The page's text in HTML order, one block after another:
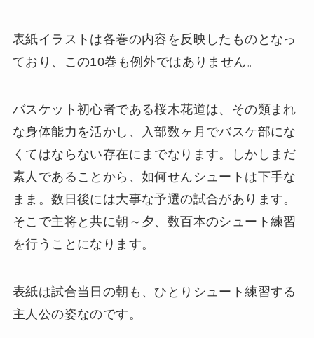
表紙イラストは各巻の内容を反映したものとなっ
ており、この10巻も例外ではありません。
バスケット初心者である桜木花道は、その類まれ
な身体能力を活かし、入部数ヶ月でバスケ部にな
くてはならない存在にまでなります。しかしまだ
素人であることから、如何せんシュートは下手な
まま。数日後には大事な予選の試合があります。
そこで主将と共に朝～夕、数百本のシュート練習
を行うことになります。
表紙は試合当日の朝も、ひとりシュート練習する
主人公の姿なのです。